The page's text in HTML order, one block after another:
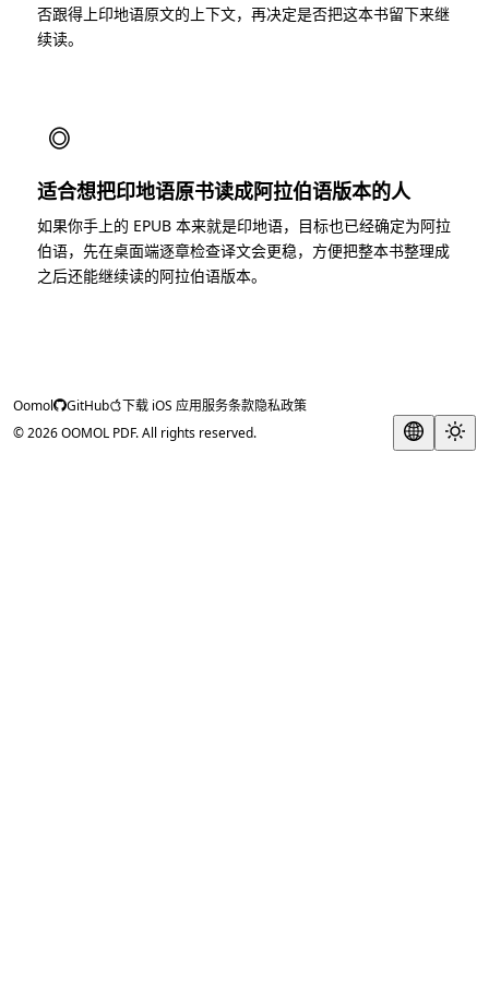
否跟得上印地语原文的上下文，再决定是否把这本书留下来继
续读。
◎
适合想把印地语原书读成阿拉伯语版本的人
如果你手上的 EPUB 本来就是印地语，目标也已经确定为阿拉
伯语，先在桌面端逐章检查译文会更稳，方便把整本书整理成
之后还能继续读的阿拉伯语版本。
Oomol GitHub 下载 iOS 应用服务条款隐私政策
© 2026 OOMOL PDF. All rights reserved.